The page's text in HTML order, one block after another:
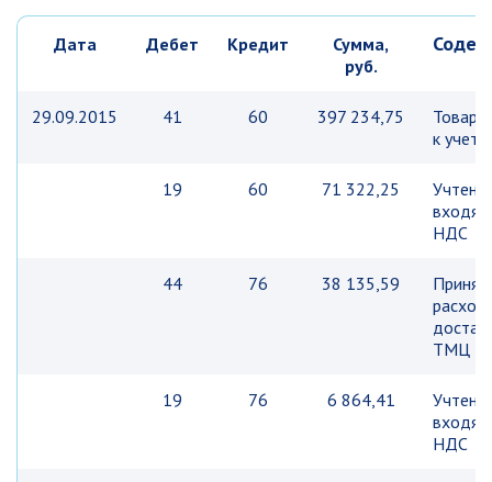
Дата Дебет Кредит
Сумма,
руб.
29.09.2015 41 60 397 234,75
Товар
к учету
19 60 71 322,25
Учтен
НДС
44 76 38 135,59
ТМЦ
19 76 6 864,41
Учтен
НДС